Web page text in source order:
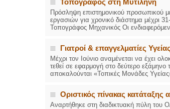
Τοπογράφος στη Μυτιλήνη
Πρόσληψη επιστημονικού προσωπικού
εργασιών για χρονικό διάστημα μέχρι
Τοπογράφος Μηχανικός Οι
Γιατροί & επαγγελματίες
Μέχρι τον Ιούνιο αναμένεται να έχει
τεθεί σε εφαρμογή στο δεύτερο
αποκαλούνται «Τοπικές Μονάδες
Οριστικός πίνακας κατάταξης
Αναρτήθηκε στη διαδικτυακή πύλη του